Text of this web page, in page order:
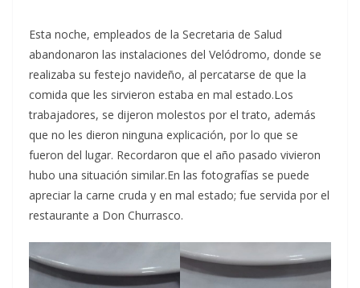
Esta noche, empleados de la Secretaria de Salud
abandonaron las instalaciones del Velódromo, donde se
realizaba su festejo navideño, al percatarse de que la
comida que les sirvieron estaba en mal estado.Los
trabajadores, se dijeron molestos por el trato, además
que no les dieron ninguna explicación, por lo que se
fueron del lugar. Recordaron que el año pasado vivieron
hubo una situación similar.En las fotografías se puede
apreciar la carne cruda y en mal estado; fue servida por el
restaurante a Don Churrasco.